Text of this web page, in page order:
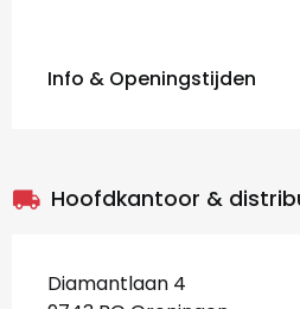
Info & Openingstijden
local_shipping Hoofdkantoor &
Diamantlaan 4